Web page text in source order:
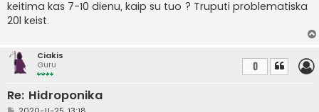
a
r
t
ė
keitima kas 7-10 dienu, kaip su tuo ? Truputi problematiska
20l keist.
Ciakis
Guru
Re: Hidroponika
0
S